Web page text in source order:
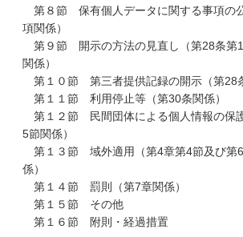
第８節 保有個人データに関する事項の
項関係）
第９節 開示の方法の見直し（第28条第
関係）
第１０節 第三者提供記録の開示（第28
第１１節 利用停止等（第30条関係）
第１２節 民間団体による個人情報の保
5節関係）
第１３節 域外適用（第4章第4節及び第
係）
第１４節 罰則（第7章関係）
第１５節 その他
第１６節 附則・経過措置